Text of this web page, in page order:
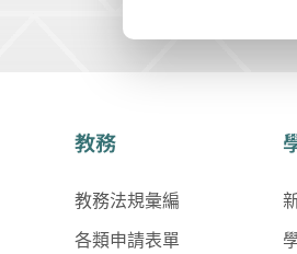
教務
教務法規彙編
各類申請表單